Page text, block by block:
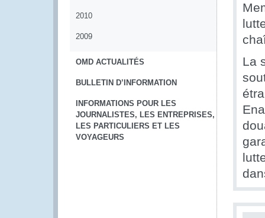
2010
2009
OMD ACTUALITÉS
BULLETIN D’INFORMATION
INFORMATIONS POUR LES
JOURNALISTES, LES ENTREPRISES,
LES PARTICULIERS ET LES
VOYAGEURS
La